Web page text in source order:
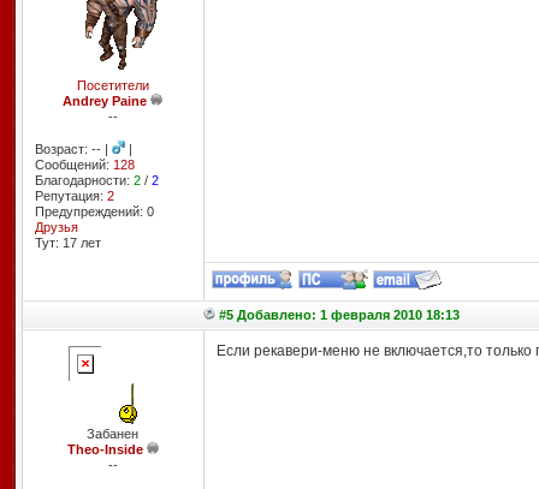
Посетители
Andrey Paine
--
Возраст: -- |
|
Сообщений: 128
Благодарности: 2/ 2
Репутация: 2
Предупреждений: 0
Друзья
Тут: 17 лет
#5 Добавлено: 1 февраля 2010 18:13
Забанен
Theo-Inside
--
Если рекавери-меню не включается,то только